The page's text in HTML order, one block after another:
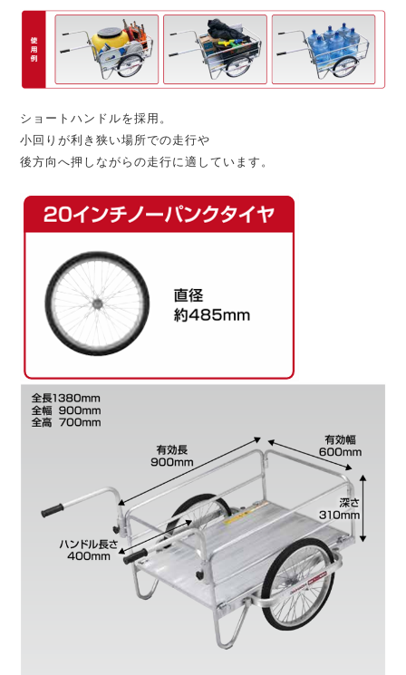
ショートハンドルを採用。
小回りが利き狭い場所での走行や
後方向へ押しながらの走行に適しています。